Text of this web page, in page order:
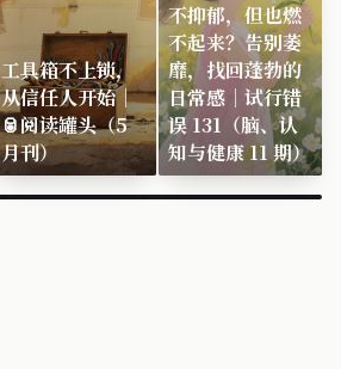
工具箱不上锁，
从信任人开始｜
🥫阅读罐头（5
月刊）
不抑郁，但也燃
不起来？告别萎
靡，找回蓬勃的
日常感｜试行错
误 131（脑、认
知与健康 11 期）